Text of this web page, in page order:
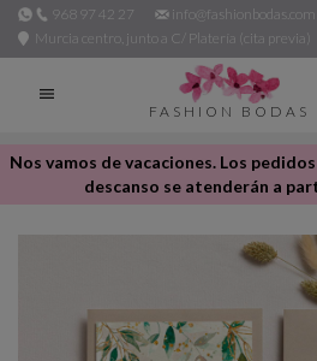
968 97 42 27
info@fashionbodas.com
Murcia centro, junto a C/ Platería (cita previa)

FASHION BODAS
Nos vamos de vacaciones. Los
descanso se atenderán a